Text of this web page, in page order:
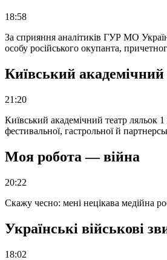
18:58
За сприяння аналітиків ГУР МО
особу російського окупанта,
Київський академічний
21:20
Київський академічний театр ляльок
фестивальної, гастрольної й
Моя робота — війна
20:22
Скажу чесно: мені нецікава медійна
Українські військові
18:02